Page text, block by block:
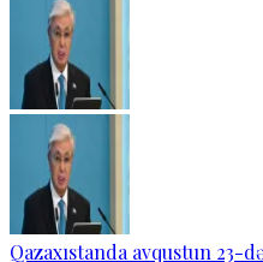
Qazaxıstanda avqustun 23-